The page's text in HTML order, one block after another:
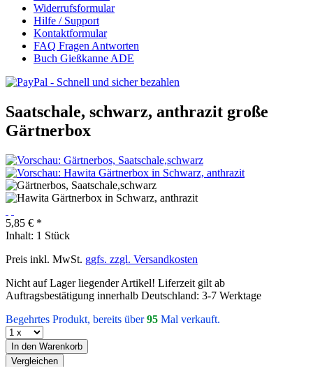
Widerrufsformular
Hilfe / Support
Kontaktformular
FAQ Fragen Antworten
Buch Gießkanne ADE
Saatschale, schwarz, anthrazit große
Gärtnerbox
5,85 € *
Inhalt: 1 Stück
Preis inkl. MwSt. ggfs. zzgl. Versandkosten
Nicht auf Lager liegender Artikel! Liferzeit gilt ab
Auftragsbestätigung innerhalb Deutschland: 3-7 Werktage
Begehrtes Produkt, bereits über 95 Mal verkauft.
In den Warenkorb
Vergleichen